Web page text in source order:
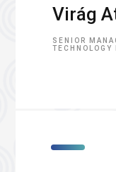
Virág
SENIOR
TECHNOLOGY